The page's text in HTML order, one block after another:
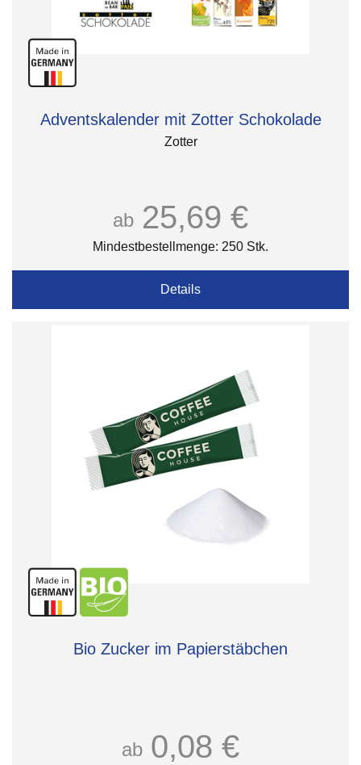
Adventskalender mit Zotter Schokolade
Zotter
ab 25,69 €
Mindestbestellmenge: 250 Stk.
Details
Bio Zucker im Papierstäbchen
ab 0,08 €